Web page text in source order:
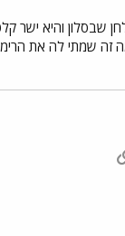
זה שמתי לה את
אלקטרוני